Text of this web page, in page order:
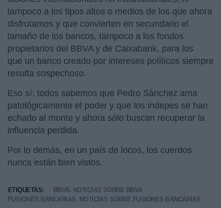
tampoco a los tipos altos o medios de los que ahora
disfrutamos y que convierten en secundario el
tamaño de los bancos, tampoco a los fondos
propietarios del BBVA y de Caixabank, para los
que un banco creado por intereses políticos siempre
resulta sospechoso.
Eso sí: todos sabemos que Pedro Sánchez ama
patológicamente el poder y que los indepes se han
echado al monte y ahora sólo buscan recuperar la
influencia perdida.
Por lo demás, en un país de locos, los cuerdos
nunca están bien vistos.
ETIQUETAS:
BBVA. NOTICIAS SOBRE BBVA
FUSIONES BANCARIAS. NOTICIAS SOBRE FUSIONES BANCARIAS